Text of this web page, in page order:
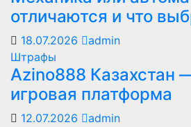
отличаются и что
18.07.2026
admin
Штрафы
Azino888 Казахстан
игровая платформа
12.07.2026
admin